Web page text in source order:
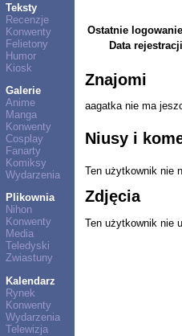
Teksty
Recenzje
Konwenty
Felietony
Humor
Kiosk
Galerie
Anime
Manga
Konwenty
Cosplay
Fanarty
Komiksy
Wydarzenia
Plikownia
Nihon
Konwenty
Media
Teledyski
Zwiastuny
Kalendarz
Rynek
Konwenty
Wydarzenia
Telewizja
Ostatnie
Data
Znajomi
aagatka nie ma
Niusy i
Ten użytkownik nie
Zdjęcia
Ten użytkownik nie